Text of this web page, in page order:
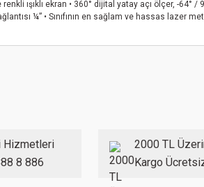
ışıklı ekran • 360° dijital yatay açı ölçer, -64°
¼” • Sınıfının en sağlam ve hassas lazer
hatalar bulunuyor.
diğer sitelerden daha pahalı.
benzer farklı alternatifler olmalı.
Hizmetleri
8 886
2000 TL
Kargo